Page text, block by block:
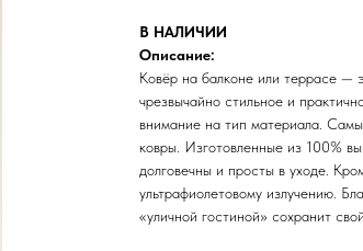
В НАЛИЧИИ
Описание:
Ковёр на балконе или террасе —
чрезвычайно стильное и
внимание на тип материала.
ковры. Изготовленные из 100%
долговечны и просты в уходе.
ультрафиолетовому излучению.
«уличной гостиной» сохранит